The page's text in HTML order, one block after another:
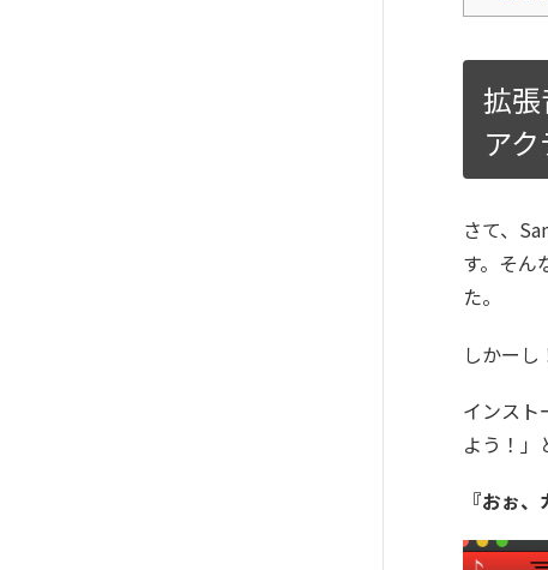
拡
ア
さて、
す。そん
た。
しかーし
インスト
よう！」
『おぉ